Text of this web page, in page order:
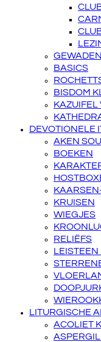
BASICS
BISDOM
KAZUIFEL
DEVOTIONELE
AKEN
BOEKEN
KRUISEN
WIEGJES
RELIËFS
LITURGISCHE
ACOLIET